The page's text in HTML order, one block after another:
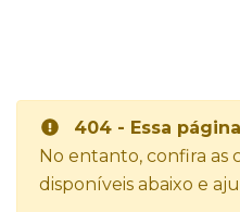
404 - Essa
No entanto, confira as
disponíveis abaixo e